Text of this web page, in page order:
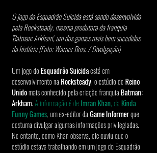
O jogo do Esquadrão Suicida está sendo desenvolvido
pela Rocksteady, mesma produtora da franquia
'Batman: Arkham', um dos games mais bem sucedidos
da história (Foto: Warner Bros. / Divulgação)​
Um jogo do Esquadrão Suicida está em
desenvolvimento na Rocksteady, o estúdio do Reino
Unido mais conhecido pela criação franquia Batman:
Arkham. A informação é de Imran Khan, da Kinda
Funny Games, um ex-editor da Game Informer que
costuma divulgar algumas informações privilegiadas.
No entanto, como Khan observa, ele ouviu que o
estúdio estava trabalhando em um jogo do Esquadrão